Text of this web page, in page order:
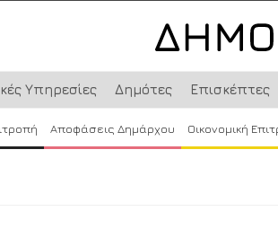
Υπηρεσίες Δημότες Επισκέπτες
Αποφάσεις Δημάρχου Οικονομική